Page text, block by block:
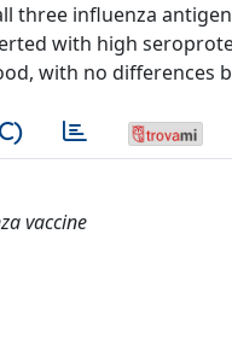
three influenza
with high
with no differences
vaccine